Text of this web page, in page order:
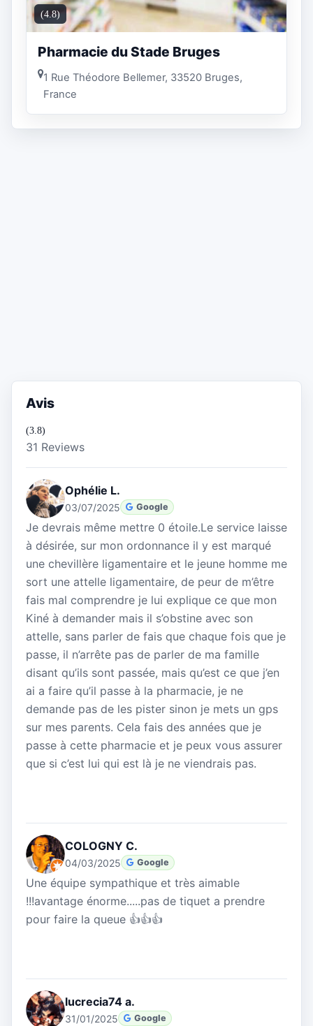
(4.8)
Pharmacie du Stade Bruges
1 Rue Théodore Bellemer, 33520 Bruges,
France
Avis
(3.8)
31 Reviews
Ophélie L.
03/07/2025 Google
Je devrais même mettre 0 étoile.Le service laisse
à désirée, sur mon ordonnance il y est marqué
une chevillère ligamentaire et le jeune homme me
sort une attelle ligamentaire, de peur de m’être
fais mal comprendre je lui explique ce que mon
Kiné à demander mais il s’obstine avec son
attelle, sans parler de fais que chaque fois que je
passe, il n’arrête pas de parler de ma famille
disant qu’ils sont passée, mais qu’est ce que j’en
ai a faire qu’il passe à la pharmacie, je ne
demande pas de les pister sinon je mets un gps
sur mes parents. Cela fais des années que je
passe à cette pharmacie et je peux vous assurer
que si c’est lui qui est là je ne viendrais pas.
COLOGNY C.
04/03/2025 Google
Une équipe sympathique et très aimable
!!!avantage énorme.....pas de tiquet a prendre
pour faire la queue 👍👍👍
lucrecia74 a.
31/01/2025 Google